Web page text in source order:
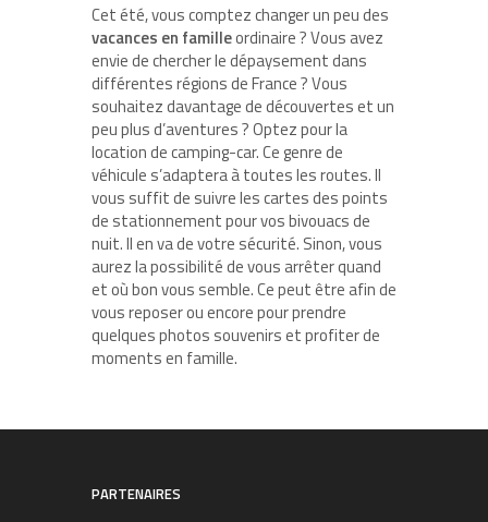
Cet été, vous comptez changer un peu des
vacances en familleordinaire ? Vous avez
envie de chercher le dépaysement dans
différentes régions de France ? Vous
souhaitez davantage de découvertes et un
peu plus d’aventures ? Optez pour la
location de camping-car. Ce genre de
véhicule s’adaptera à toutes les routes. Il
vous suffit de suivre les cartes des points
de stationnement pour vos bivouacs de
nuit. Il en va de votre sécurité. Sinon, vous
aurez la possibilité de vous arrêter quand
et où bon vous semble. Ce peut être afin de
vous reposer ou encore pour prendre
quelques photos souvenirs et profiter de
moments en famille.
PARTENAIRES